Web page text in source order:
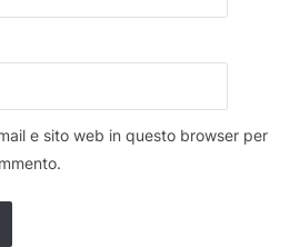
e sito web in questo browser per